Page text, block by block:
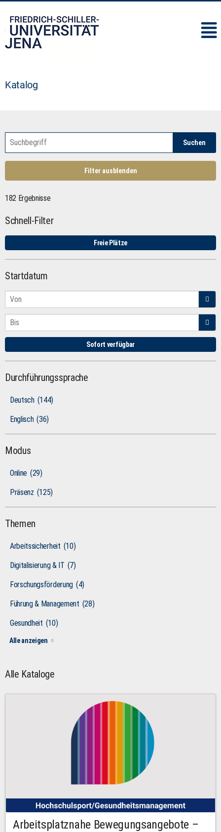
Katalog
Suchen
Filter ausblenden
182 Ergebnisse
Schnell-Filter
Freie Plätze
Startdatum
Sofort verfügbar
Durchführungssprache
Deutsch (144)
Englisch (36)
Modus
Online (29)
Präsenz (125)
Themen
Arbeitssicherheit (10)
Digitalisierung & IT (7)
Forschungsförderung (4)
Führung & Management (28)
Gesundheit (10)
Alle anzeigen
Alle Kataloge
Arbeitsplatznahe Bewegungsangebote –